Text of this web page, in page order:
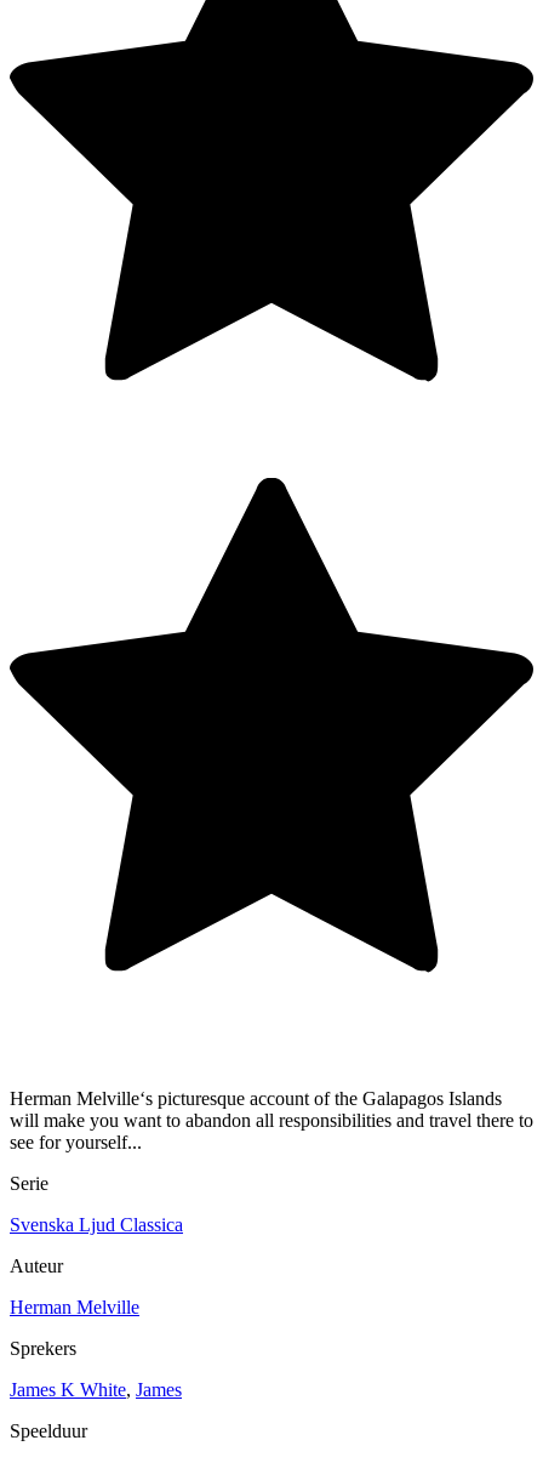
Herman Melville‘s picturesque account of the Galapagos Islands
will make you want to abandon all responsibilities and travel there to
see for yourself...
Serie
Svenska Ljud Classica
Auteur
Herman Melville
Sprekers
James K White, James
Speelduur